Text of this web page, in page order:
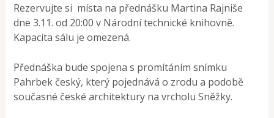
Rezervujte si místa na přednášku Martina Rajniše
dne 3.11. od 20:00 v Národní technické knihovně.
Kapacita sálu je omezená.
Přednáška bude spojena s promítáním snímku
Pahrbek český, který pojednává o zrodu a podobě
současné české architektury na vrcholu Sněžky.